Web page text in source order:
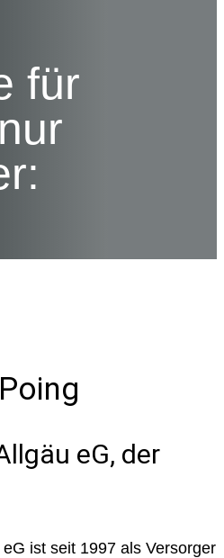
für
eG, der
ist seit 1997 als Versorger